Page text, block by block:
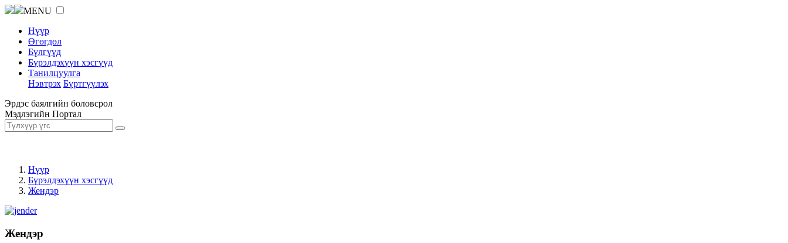
MENU
Нүүр
Өгөгдөл
Бүлгүүд
Бүрэлдэхүүн хэсгүүд
Танилцуулга
Нэвтрэх Бүртгүүлэх
Эрдэс баялгийн боловсрол
Мэдлэгийн Портал
Нүүр
Бүрэлдэхүүн хэсгүүд
Жендэр
Жендэр